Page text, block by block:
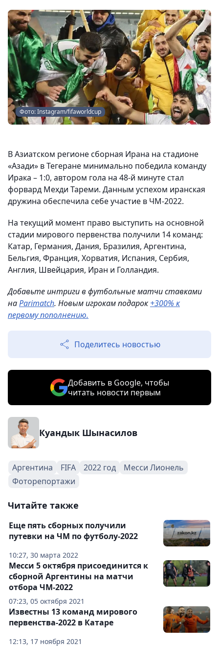
Фото: Instagram/fifaworldcup
В Азиатском регионе сборная Ирана на стадионе
«Азади» в Тегеране минимально победила команду
Ирака – 1:0, автором гола на 48-й минуте стал
форвард Мехди Тареми. Данным успехом иранская
дружина обеспечила себе участие в ЧМ-2022.
На текущий момент право выступить на основной
стадии мирового первенства получили 14 команд:
Катар, Германия, Дания, Бразилия, Аргентина,
Бельгия, Франция, Хорватия, Испания, Сербия,
Англия, Швейцария, Иран и Голландия.
Добавьте интриги в футбольные матчи ставками
наParimatch. Новым игрокам подарок+300% к
первому пополнению.
Поделитесь новостью
Добавить в Google, чтобы
читать новости первым
Куандык Шынасилов
Аргентина FIFA 2022 год
Месси Лионель
Фоторепортажи
Читайте также
10:27, 30 марта 2022
Еще пять сборных получили
путевки на ЧМ по футболу-2022
07:23, 05 октября 2021
Месси 5 октября присоединится к
сборной Аргентины на матчи
отбора ЧМ-2022
12:13, 17 ноября 2021
Известны 13 команд мирового
первенства-2022 в Катаре